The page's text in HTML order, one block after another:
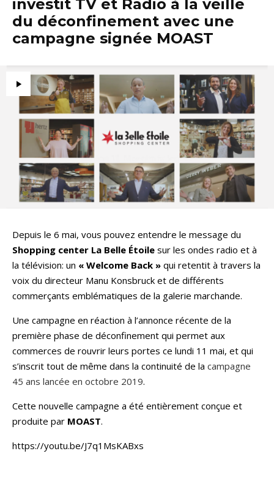
investit TV et Radio à la veille
du déconfinement avec une
campagne signée MOAST
Depuis le 6 mai, vous pouvez entendre le message du
Shopping center La Belle Étoile sur les ondes radio et à
la télévision: un « Welcome Back » qui retentit à travers la
voix du directeur Manu Konsbruck et de différents
commerçants emblématiques de la galerie marchande.
Une campagne en réaction à l’annonce récente de la
première phase de déconfinement qui permet aux
commerces de rouvrir leurs portes ce lundi 11 mai, et qui
s’inscrit tout de même dans la continuité de la campagne
45 ans lancée en octobre 2019.
Cette nouvelle campagne a été entièrement conçue et
produite par MOAST.
https://youtu.be/J7q1MsKABxs